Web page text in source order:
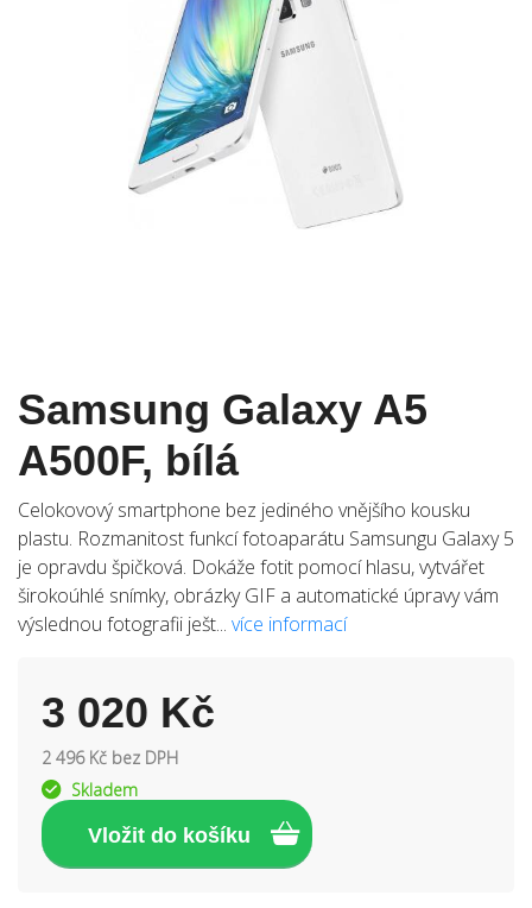
Samsung Galaxy A5
A500F, bílá
Celokovový smartphone bez jediného vnějšího kousku
plastu. Rozmanitost funkcí fotoaparátu Samsungu Galaxy 5
je opravdu špičková. Dokáže fotit pomocí hlasu, vytvářet
širokoúhlé snímky, obrázky GIF a automatické úpravy vám
výslednou fotografii ješt... více informací
3 020 Kč
2 496 Kč bez DPH
Skladem